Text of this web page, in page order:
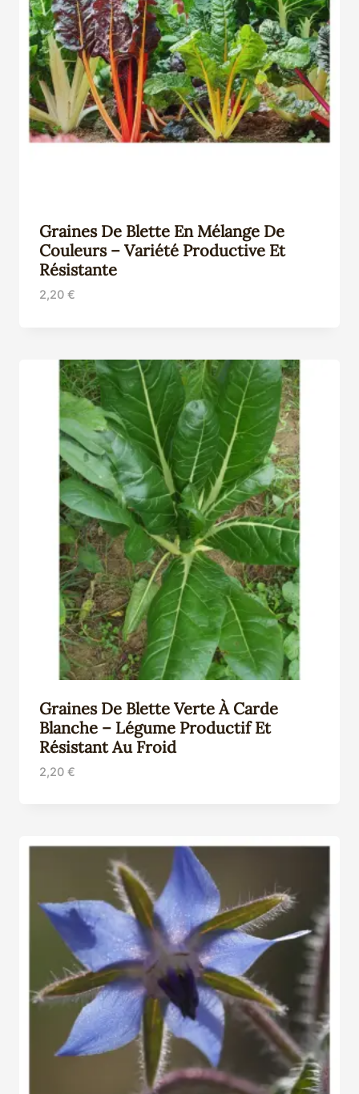
Graines De Blette En Mélange De
Couleurs – Variété Productive Et
Résistante
2,20 €
Graines De Blette Verte À Carde
Blanche – Légume Productif Et
Résistant Au Froid
2,20 €